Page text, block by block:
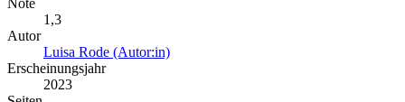
Note
1,3
Autor
Luisa Rode (Autor:in)
Erscheinungsjahr
2023